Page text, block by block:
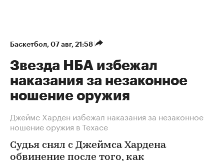
Баскетбол⁠, 07 авг, 21:58
Звезда НБА избежал
наказания за незаконное
ношение оружия
Джеймс Харден избежал наказания за незаконное
ношение оружия в Техасе
Судья снял с Джеймса Хардена
обвинение после того, как